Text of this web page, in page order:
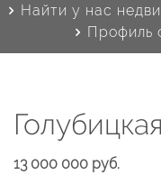
Найти у нас
Профиль
13 000 000 руб.